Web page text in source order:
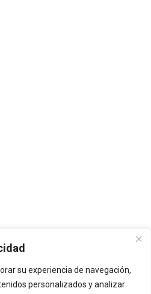
su experiencia de navegación,
personalizados y analizar